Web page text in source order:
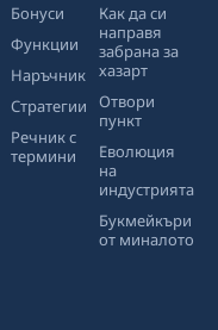
Бонуси
Функции
Наръчник
Стратегии
Речник с
термини
Как да си
направя
забрана за
хазарт
Отвори
пункт
Еволюция
на
индустрията
Букмейкъри
от миналото